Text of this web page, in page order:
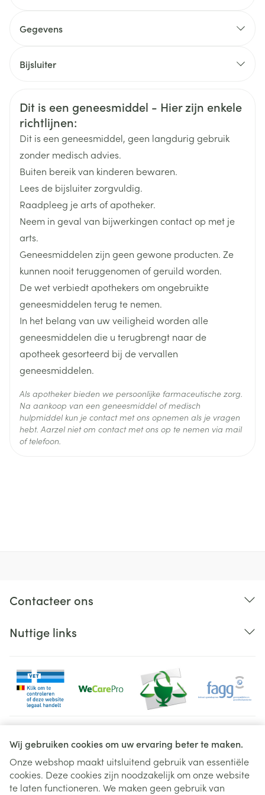
Wij gebruiken cookies om uw ervaring beter te maken.
Onze webshop maakt uitsluitend gebruik van essentiële
cookies. Deze cookies zijn noodzakelijk om onze website
te laten functioneren. We maken geen gebruik van
bent allergisch voor geneesmiddelen die andere
lansoprazol, rabeprazol, esomeprazol)  U neemt
(voor de behandeling van een hiv�infectie). Zie
rubriek "Gebruikt u nog andere geneesmiddelen".
Gegevens
Merken
Breedte 78 mm
Lengte
Diepte 21 mm
Verpakking
14
Actieve
Ingrediënten
pantoprazol natrium
Behoud Kamertemperatuur (15°C - 25°C)
Bijsluiter
Veiligheidsinformatie
Dit is een geneesmiddel - Hier zijn enkele
richtlijnen:
Dit is een geneesmiddel, geen langdurig gebruik
zonder medisch advies.
Buiten bereik van kinderen bewaren.
Lees de bijsluiter zorgvuldig.
Raadpleeg je arts of apotheker.
Neem in geval van bijwerkingen contact op met je
arts.
Geneesmiddelen zijn geen gewone producten. Ze
kunnen nooit teruggenomen of geruild worden.
De wet verbiedt apothekers om ongebruikte
geneesmiddelen terug te nemen.
In het belang van uw veiligheid worden alle
geneesmiddelen die u terugbrengt naar de
apotheek gesorteerd bij de vervallen
geneesmiddelen.
Als apotheker bieden we persoonlijke farmaceutische zorg.
Na aankoop van een geneesmiddel of medisch
hulpmiddel kun je contact met ons opnemen als je vragen
hebt. Aarzel niet om contact met ons op te nemen via mail
of telefoon.
Contacteer ons
Nuttige links
Juridische links